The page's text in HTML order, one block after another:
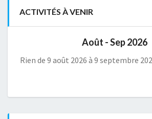
ACTIVITÉS À VENIR
Août - Sep 2026
Rien de 9 août 2026 à 9 septembre